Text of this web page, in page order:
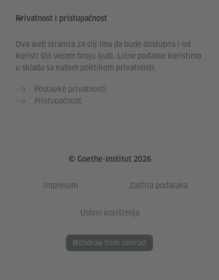
Privatnost i pristupačnost
Ova web stranica za cilj ima da bude dostupna i od
koristi što većem broju ljudi. Lične podatke koristimo
u skladu sa našom politikom privatnosti.
Postavke privatnosti
Pristupačnost
© Goethe-Institut 2026
Impresum Zaštita podataka
Uslovi korištenja
Withdraw from contract